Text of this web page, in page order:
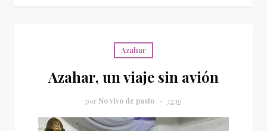
Azahar
Azahar, un viaje sin avión
por No vivo de pasto 12:16